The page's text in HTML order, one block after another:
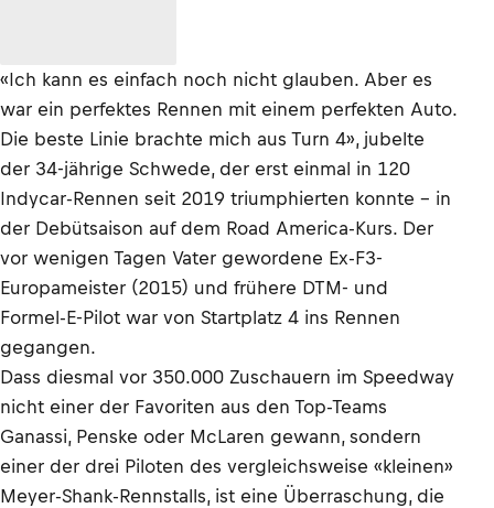
«Ich kann es einfach noch nicht glauben. Aber es
war ein perfektes Rennen mit einem perfekten Auto.
Die beste Linie brachte mich aus Turn 4», jubelte
der 34-jährige Schwede, der erst einmal in 120
Indycar-Rennen seit 2019 triumphierten konnte – in
der Debütsaison auf dem Road America-Kurs. Der
vor wenigen Tagen Vater gewordene Ex-F3-
Europameister (2015) und frühere DTM- und
Formel-E-Pilot war von Startplatz 4 ins Rennen
gegangen.
Dass diesmal vor 350.000 Zuschauern im Speedway
nicht einer der Favoriten aus den Top-Teams
Ganassi, Penske oder McLaren gewann, sondern
einer der drei Piloten des vergleichsweise «kleinen»
Meyer-Shank-Rennstalls, ist eine Überraschung, die